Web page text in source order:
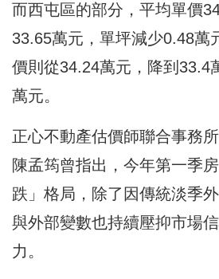
而西屯區的部分，平均單價
33.65萬元，單坪減少0.48萬
價則從34.24萬元，降到33.4
萬元。
正心不動產估價師聯合事務
陳孟筠曾指出，今年第一季
跌」格局，除了因傳統淡季
與外部變數也持續壓抑市場
力。